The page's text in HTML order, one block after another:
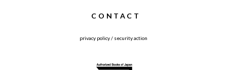
CONTACT
privacy policy/ security action